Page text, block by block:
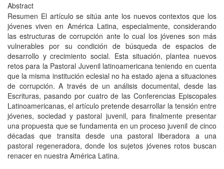
Abstract
Resumen El artículo se sitúa ante los nuevos contextos que los
jóvenes viven en América Latina, especialmente, considerando
las estructuras de corrupción ante lo cual los jóvenes son más
vulnerables por su condición de búsqueda de espacios de
desarrollo y crecimiento social. Esta situación, plantea nuevos
retos para la Pastoral Juvenil latinoamericana teniendo en cuenta
que la misma institución eclesial no ha estado ajena a situaciones
de corrupción. A través de un análisis documental, desde las
Escrituras, pasando por cuatro de las Conferencias Episcopales
Latinoamericanas, el artículo pretende desarrollar la tensión entre
jóvenes, sociedad y pastoral juvenil, para finalmente presentar
una propuesta que se fundamenta en un proceso juvenil de cinco
décadas que transita desde una pastoral liberadora a una
pastoral regeneradora, donde los sujetos jóvenes rotos buscan
renacer en nuestra América Latina.